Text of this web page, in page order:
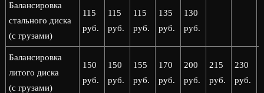
Балансировка
стального диска
(с грузами)
115
руб.
115
руб.
115
руб.
135
руб.
130
руб.
Балансировка
литого диска
(с грузами)
150
руб.
150
руб.
155
руб.
170
руб.
200
руб.
215
руб.
230
руб.